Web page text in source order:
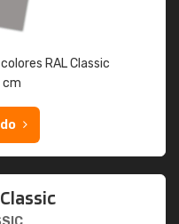
RAL Classic
cm